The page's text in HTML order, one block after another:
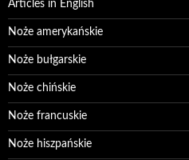
Articles in English
Noże amerykańskie
Noże bułgarskie
Noże chińskie
Noże francuskie
Noże hiszpańskie